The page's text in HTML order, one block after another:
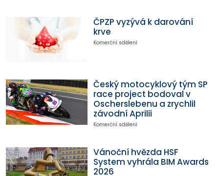
ČPZP vyzývá k darování
krve
Komerční sdělení
Český motocyklový tým SP
race project bodoval v
Oscherslebenu a zrychlil
závodní Aprilii
Komerční sdělení
Vánoční hvězda HSF
System vyhrála BIM Awards
2026